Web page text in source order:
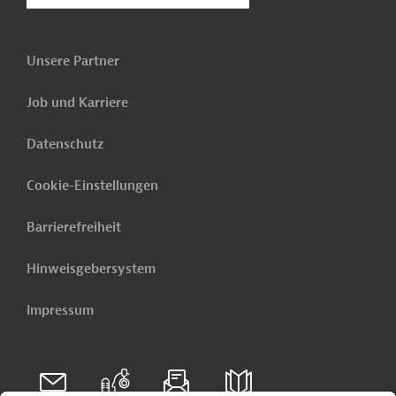
Unsere Partner
Job und Karriere
Datenschutz
Cookie-Einstellungen
Barrierefreiheit
Hinweisgebersystem
Impressum